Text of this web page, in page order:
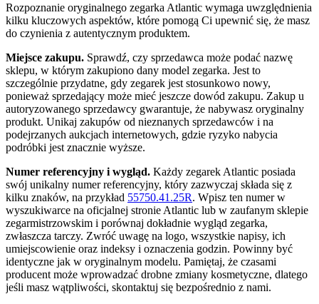
Rozpoznanie oryginalnego zegarka Atlantic wymaga uwzględnienia
kilku kluczowych aspektów, które pomogą Ci upewnić się, że masz
do czynienia z autentycznym produktem.
Miejsce zakupu. Sprawdź, czy sprzedawca może podać nazwę
sklepu, w którym zakupiono dany model zegarka. Jest to
szczególnie przydatne, gdy zegarek jest stosunkowo nowy,
ponieważ sprzedający może mieć jeszcze dowód zakupu. Zakup u
autoryzowanego sprzedawcy gwarantuje, że nabywasz oryginalny
produkt. Unikaj zakupów od nieznanych sprzedawców i na
podejrzanych aukcjach internetowych, gdzie ryzyko nabycia
podróbki jest znacznie wyższe.
Numer referencyjny i wygląd. Każdy zegarek Atlantic posiada
swój unikalny numer referencyjny, który zazwyczaj składa się z
kilku znaków, na przykład 55750.41.25R. Wpisz ten numer w
wyszukiwarce na oficjalnej stronie Atlantic lub w zaufanym sklepie
zegarmistrzowskim i porównaj dokładnie wygląd zegarka,
zwłaszcza tarczy. Zwróć uwagę na logo, wszystkie napisy, ich
umiejscowienie oraz indeksy i oznaczenia godzin. Powinny być
identyczne jak w oryginalnym modelu. Pamiętaj, że czasami
producent może wprowadzać drobne zmiany kosmetyczne, dlatego
jeśli masz wątpliwości, skontaktuj się bezpośrednio z nami.